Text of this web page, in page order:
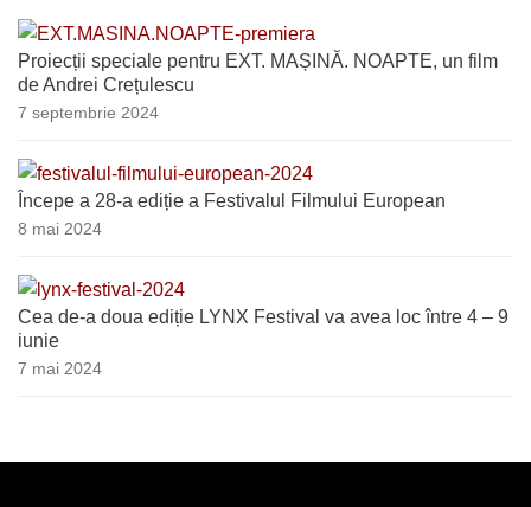
Proiecții speciale pentru EXT. MAȘINĂ. NOAPTE, un film
de Andrei Crețulescu
7 septembrie 2024
Începe a 28-a ediție a Festivalul Filmului European
8 mai 2024
Cea de-a doua ediție LYNX Festival va avea loc între 4 – 9
iunie
7 mai 2024